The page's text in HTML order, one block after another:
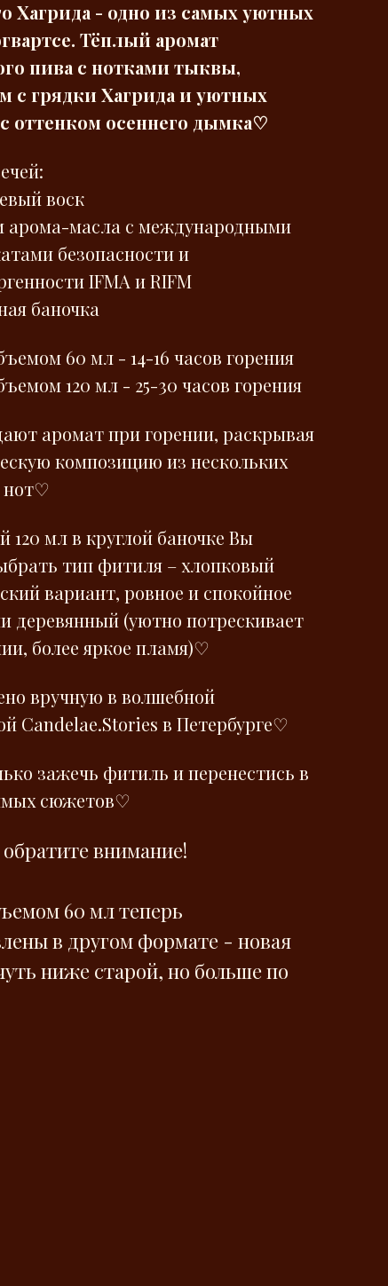
Хагрида - одно из самых уютных
Тёплый аромат
пива с нотками тыквы,
с грядки Хагрида и уютных
оттенком осеннего дымка♡
воск
арома-масла с международными
безопасности и
IFMA и RIFM
баночка
60 мл - 14-16 часов горения
120 мл - 25-30 часов горения
аромат при горении, раскрывая
композицию из нескольких
нот♡
120 мл в круглой баночке Вы
тип фитиля – хлопковый
вариант, ровное и спокойное
деревянный (уютно потрескивает
более яркое пламя)♡
вручную в волшебной
Сandelae.Stories в Петербурге♡
зажечь фитиль и перенестись в
сюжетов♡
внимание!
60 мл теперь
в другом формате - новая
ниже старой, но больше по